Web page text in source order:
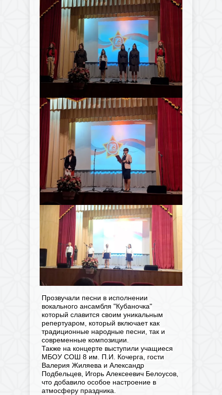
Прозвучали песни в исполнении
вокального ансамбля "Кубаночка"
который славится своим уникальным
репертуаром, который включает как
традиционные народные песни, так и
современные композиции.
Также на концерте выступили учащиеся
МБОУ СОШ 8 им. П.И. Кочерга, гости
Валерия Жиляева и Александр
Подбельцев, Игорь Алексеевич Белоусов,
что добавило особое настроение в
атмосферу праздника.